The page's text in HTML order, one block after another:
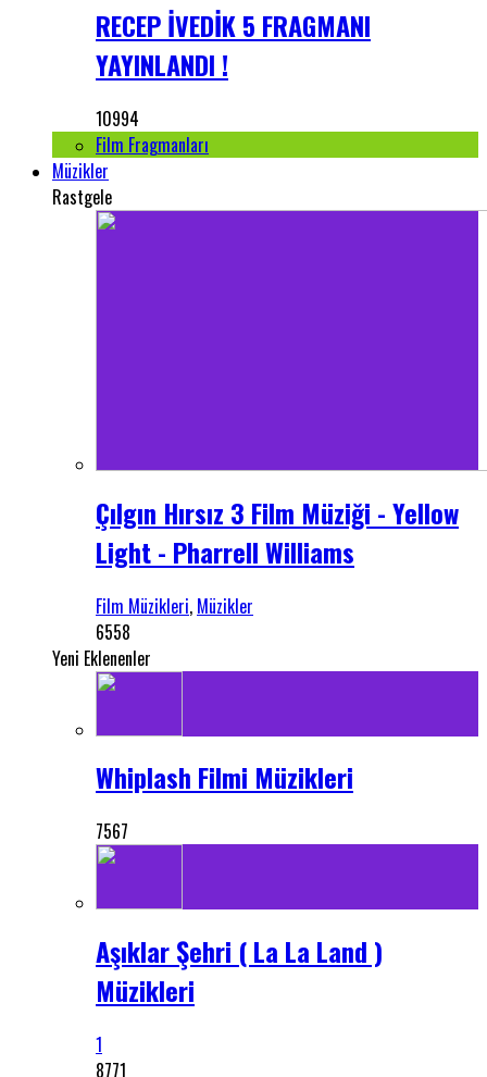
RECEP İVEDİK 5 FRAGMANI
YAYINLANDI !
10994
Film Fragmanları
Müzikler
Rastgele
Çılgın Hırsız 3 Film Müziği - Yellow
Light - Pharrell Williams
Film Müzikleri, Müzikler
6558
Yeni Eklenenler
Whiplash Filmi Müzikleri
7567
Aşıklar Şehri ( La La Land )
Müzikleri
1
8771